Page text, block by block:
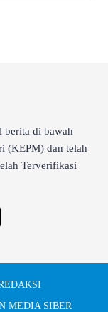
berita di bawah
(KEPM) dan telah
Terverifikasi
MEDIA SIBER